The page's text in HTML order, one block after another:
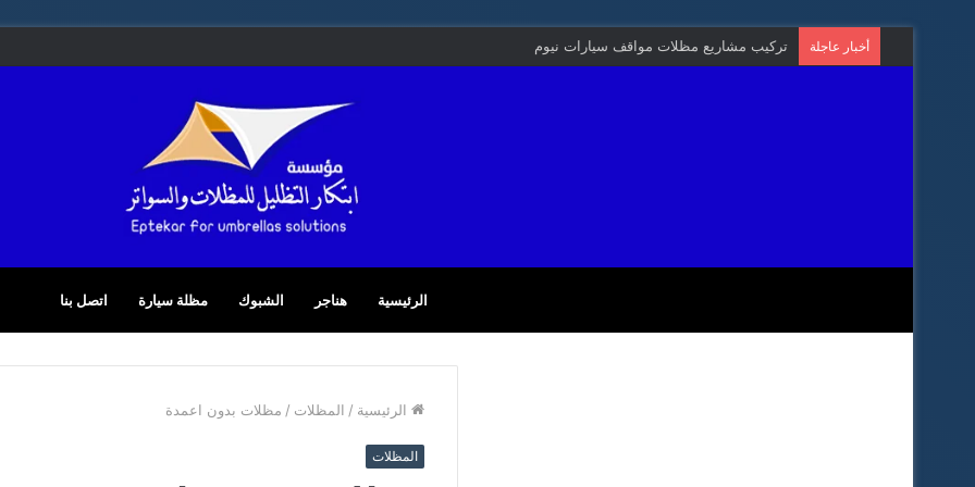
أخبار عاجلة تركيب مشاريع مظلات مواقف سيارات نيوم
الرئيسية هناجر الشبوك مظلة سيارة اتصل بنا
الرئيسية / المظلات / مظلات بدون اعمدة
المظلات